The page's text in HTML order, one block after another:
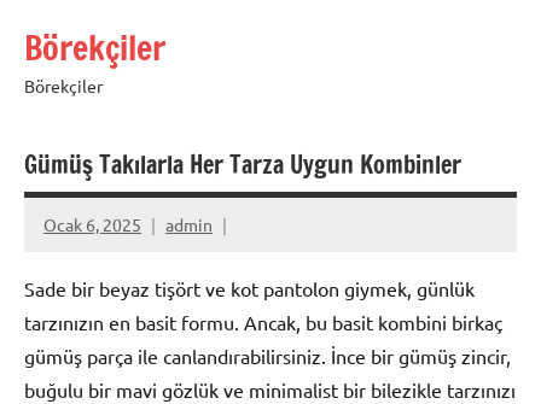
Börekçiler
Börekçiler
Gümüş Takılarla Her Tarza Uygun Kombinler
Ocak 6, 2025 admin
Sade bir beyaz tişört ve kot pantolon giymek, günlük
tarzınızın en basit formu. Ancak, bu basit kombini birkaç
gümüş parça ile canlandırabilirsiniz. İnce bir gümüş zincir,
buğulu bir mavi gözlük ve minimalist bir bilezikle tarzınızı